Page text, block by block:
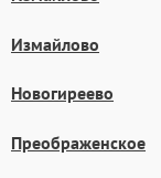
Измайлово
Новогиреево
Преображенское